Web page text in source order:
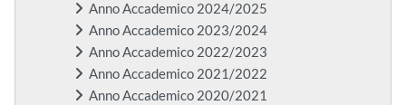
Anno Accademico 2024/2025
Anno Accademico 2023/2024
Anno Accademico 2022/2023
Anno Accademico 2021/2022
Anno Accademico 2020/2021